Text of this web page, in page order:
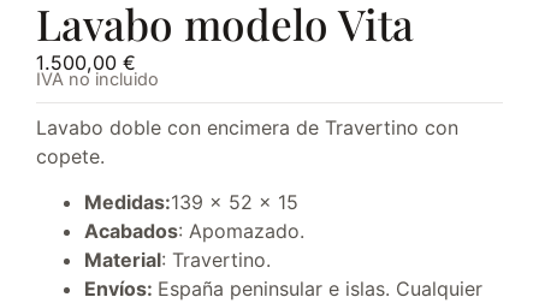
Lavabo modelo Vita
1.500,00 €
IVA no incluido
Lavabo doble con encimera de Travertino con
copete.
Medidas:139 × 52 × 15
Acabados: Apomazado.
Material: Travertino.
Envíos: España peninsular e islas. Cualquier